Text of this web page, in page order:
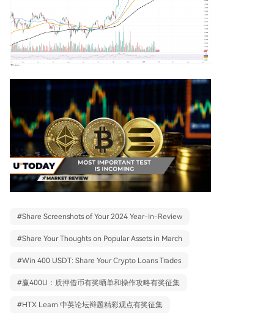
#Share Screenshots of Your 2024 Year-In-Review
#Share Your Thoughts on Popular Assets in March
#Win 400 USDT: Share Your Crypto Loans Trades
#赢400U：质押借币有奖晒单和操作攻略有奖征集
#HTX Learn 中英论坛辩题精彩观点有奖征集